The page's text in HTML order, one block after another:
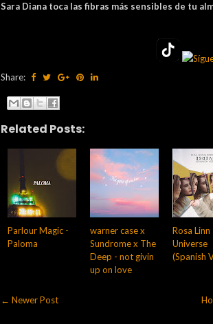
Sara Diana toca las fibras más sensibles de tu
Share:
Related Posts:
Parlour Magic -
Paloma
warner case x
Sundrome x The
Deep - not givin
up on love
Rosa Linn
Universe
(Spanish
← Newer Post